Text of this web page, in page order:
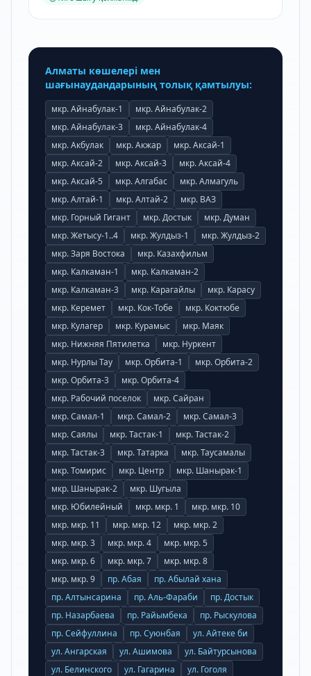
Алматы көшелері мен
шағынаудандарының толық қамтылуы:
мкр.Айнабулак-1 мкр.Айнабулак-2
мкр.Айнабулак-3 мкр.Айнабулак-4
мкр.Акбулак мкр.Акжар мкр.Аксай-1
мкр.Аксай-2 мкр.Аксай-3 мкр.Аксай-4
мкр.Аксай-5 мкр.Алгабас мкр.Алмагуль
мкр.Алтай-1 мкр.Алтай-2 мкр. ВАЗ
мкр. Горный Гигант мкр.Достык мкр.Думан
мкр.Жетысу-1..4 мкр.Жулдыз-1 мкр.Жулдыз-2
мкр.Заря Востока мкр. Казахфильм
мкр. Калкаман-1 мкр. Калкаман-2
мкр. Калкаман-3 мкр. Карагайлы мкр. Карасу
мкр. Керемет мкр. Кок-Тобе мкр. Коктюбе
мкр. Кулагер мкр. Курамыс мкр. Маяк
мкр. Нижняя Пятилетка мкр. Нуркент
мкр. Нурлы Тау мкр.Орбита-1 мкр.Орбита-2
мкр.Орбита-3 мкр.Орбита-4
мкр. Рабочий поселок мкр.Сайран
мкр.Самал-1 мкр.Самал-2 мкр.Самал-3
мкр.Саялы мкр.Тастак-1 мкр.Тастак-2
мкр.Тастак-3 мкр.Татарка мкр.Таусамалы
мкр.Томирис мкр. Центр мкр. Шанырак-1
мкр. Шанырак-2 мкр. Шугыла
мкр. Юбилейный мкр. мкр. 1 мкр. мкр. 10
мкр. мкр. 11 мкр. мкр. 12 мкр. мкр. 2
мкр. мкр. 3 мкр. мкр. 4 мкр. мкр. 5
мкр. мкр. 6 мкр. мкр. 7 мкр. мкр. 8
мкр. мкр. 9 пр. Абая
пр. Абылай хана
пр. Алтынсарина
пр. Аль-Фараби
пр. Достык
пр. Назарбаева
пр. Райымбека
пр. Рыскулова
пр. Сейфуллина
пр. Суюнбая
ул. Айтеке би
ул. Ангарская
ул. Ашимова
ул. Байтурсынова
ул. Белинского
ул. Гагарина
ул. Гоголя